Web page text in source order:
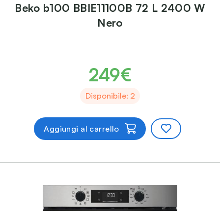
Beko b100 BBIE11100B 72 L 2400 W
Nero
249€
Disponibile: 2
Aggiungi al carrello